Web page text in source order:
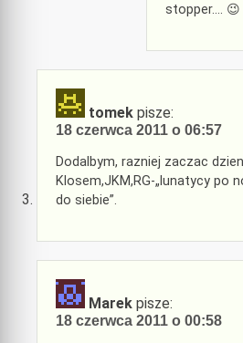
stopper…. 😉
tomek pisze:
18 czerwca 2011 o 06:57
Dodalbym, razniej zaczac
Klosem,JKM,RG-„lunatycy po
do siebie”.
Marek pisze:
18 czerwca 2011 o 00:58